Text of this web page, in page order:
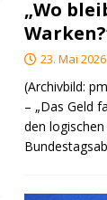
„Wo
23. Mai 2026
(Archivbild:
– „Das Geld
den